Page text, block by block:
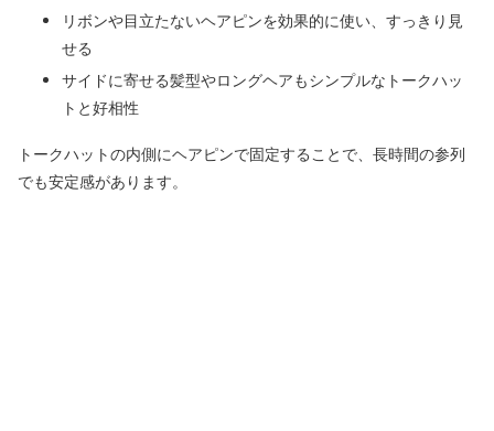
リボンや目立たないヘアピンを効果的に使い、すっきり見
せる
サイドに寄せる髪型やロングヘアもシンプルなトークハッ
トと好相性
トークハットの内側にヘアピンで固定することで、長時間の参列
でも安定感があります。